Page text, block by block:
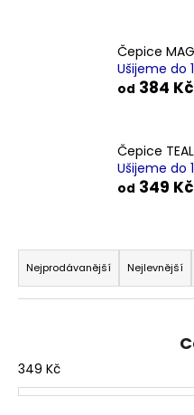
Čepice
Ušijeme do
od 384 Kč
Čepice TEAL
Ušijeme do
od 349 Kč
Ř
a
z
í
p
Nejprodávanější Nejlevnější
349 Kč
D
o
r
u